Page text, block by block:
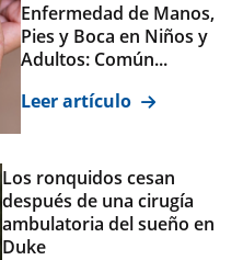
Enfermedad de Manos,
Pies y Boca en Niños y
Adultos: Común...
Leer artículo
Los ronquidos cesan
después de una cirugía
ambulatoria del sueño en
Duke